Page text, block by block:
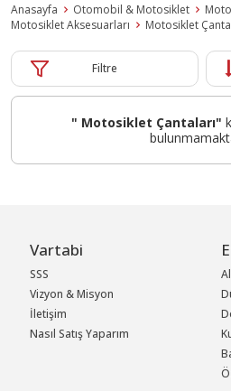
Anasayfa Otomobil & Motosiklet
Motosiklet Aksesuarları
Motosiklet
Filtre
" Motosiklet Çantaları"
Vartabi
SSS
Vizyon & Misyon
İletişim
Nasıl Satış Yaparım